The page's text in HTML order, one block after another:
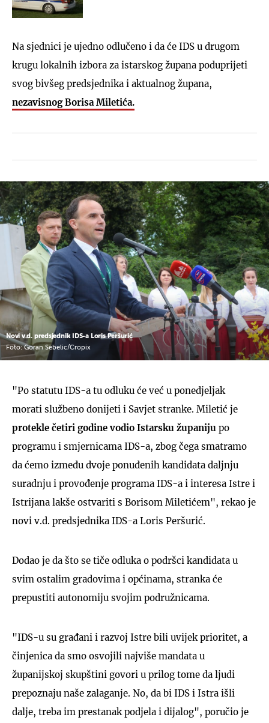
Na sjednici je ujedno odlučeno i da će IDS u drugom
krugu lokalnih izbora za istarskog župana poduprijeti
svog bivšeg predsjednika i aktualnog župana,
nezavisnogBorisa Miletića.
Novi v.d. predsjednik IDS-a Loris Peršurić
Foto: Goran Sebelic/Cropix
"Po statutu IDS-a tu odluku će već u ponedjeljak
morati službeno donijeti i Savjet stranke. Miletić je
protekle četiri godine vodio Istarsku županiju po
programu i smjernicama IDS-a, zbog čega smatramo
da ćemo između dvoje ponuđenih kandidata daljnju
suradnju i provođenje programa IDS-a i interesa Istre i
Istrijana lakše ostvariti s Borisom Miletićem", rekao je
novi v.d. predsjednika IDS-a Loris Peršurić.
Dodao je da što se tiče odluka o podršci kandidata u
svim ostalim gradovima i općinama, stranka će
prepustiti autonomiju svojim podružnicama.
"IDS-u su građani i razvoj Istre bili uvijek prioritet, a
činjenica da smo osvojili najviše mandata u
županijskoj skupštini govori u prilog tome da ljudi
prepoznaju naše zalaganje. No, da bi IDS i Istra išli
dalje, treba im prestanak podjela i dijalog", poručio je